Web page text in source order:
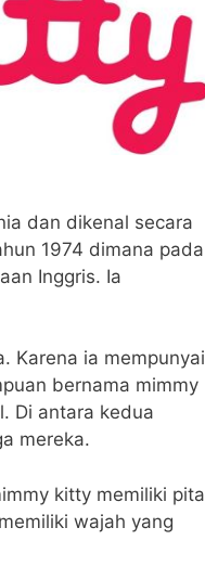
dan dikenal secara
1974 dimana pada
Inggris. Ia
Karena ia mempunyai
bernama mimmy
Di antara kedua
mereka.
kitty memiliki pita
wajah yang